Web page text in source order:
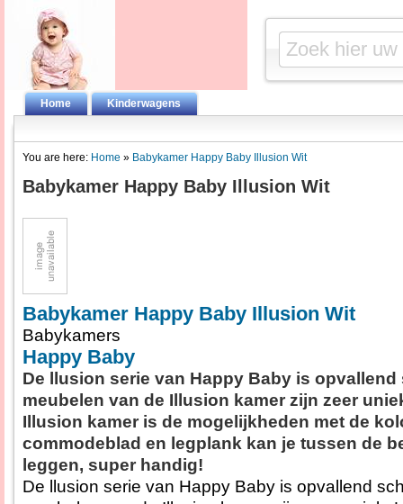
Home Kinderwagens
You are here: Home » Babykamer Happy Baby Illusion Wit
Babykamer Happy Baby Illusion Wit
Babykamer Happy Baby Illusion Wit
Babykamers
Happy Baby
De llusion serie van Happy Baby is opvallend
meubelen van de Illusion kamer zijn zeer
Illusion kamer is de mogelijkheden met de
commodeblad en legplank kan je tussen de
leggen, super handig!
De llusion serie van Happy Baby is opvallend